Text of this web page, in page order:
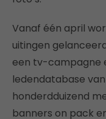
Vanaf één april
uitingen
een tv-campagne
ledendatabase van
honderdduizend
banners on pack